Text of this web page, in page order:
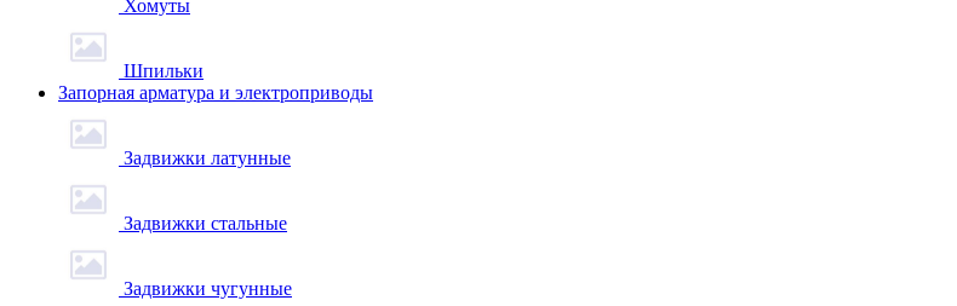
Хомуты
Шпильки
Запорная арматура и электроприводы
Задвижки латунные
Задвижки стальные
Задвижки чугунные